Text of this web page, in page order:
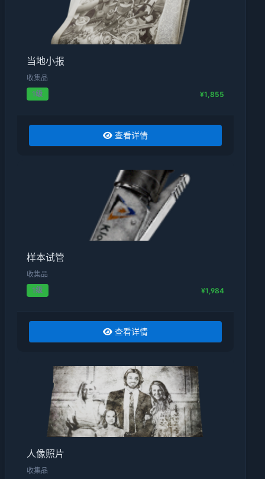
当地小报
收集品
1级
¥1,855
查看详情
样本试管
收集品
1级
¥1,984
查看详情
人像照片
收集品